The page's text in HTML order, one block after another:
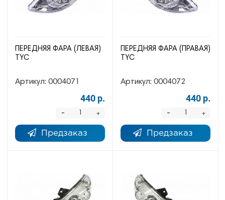
ПЕРЕДНЯЯ ФАРА (ЛЕВАЯ)
TYC
Артикул: 0004071
440 р.
+
-
Предзаказ
ПЕРЕДНЯЯ ФАРА (ПРАВАЯ)
TYC
Артикул: 0004072
440 р.
+
-
Предзаказ